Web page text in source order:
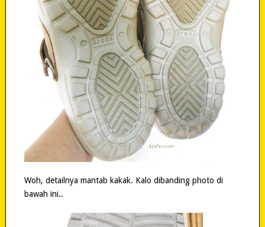
Woh, detailnya mantab kakak. Kalo dibanding photo di
bawah ini..